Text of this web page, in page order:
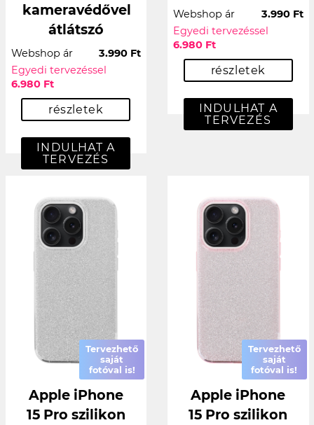
kameravédővel
átlátszó
Webshop ár
3.990 Ft
Egyedi tervezéssel
6.980 Ft
részletek
INDULHAT A
TERVEZÉS
Webshop ár
3.990 Ft
Egyedi tervezéssel
6.980 Ft
részletek
INDULHAT A
TERVEZÉS
Tervezhető
saját
fotóval is!
Apple iPhone
15 Pro szilikon
Tervezhető
saját
fotóval is!
Apple iPhone
15 Pro szilikon